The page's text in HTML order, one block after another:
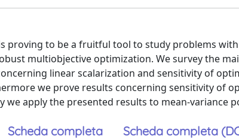
proving to be a fruitful tool to study problems
multiobjective optimization. We survey the
linear scalarization and sensitivity of
we prove results concerning sensitivity of
we apply the presented results to mean-variance
Scheda completa Scheda completa